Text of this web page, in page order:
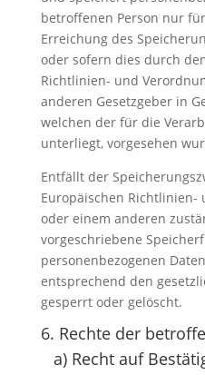
betroffenen Person nur
Erreichung des
oder sofern dies durch
Richtlinien- und
anderen Gesetzgeber in
welchen der für die
unterliegt, vorgesehen
Entfällt der
Europäischen Richtlinien-
oder einem anderen
vorgeschriebene
personenbezogenen
entsprechend den
gesperrt oder gelöscht.
6. Rechte der
a) Recht auf